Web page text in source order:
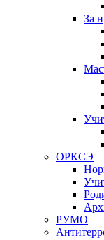
За
ОРКСЭ
РУМО